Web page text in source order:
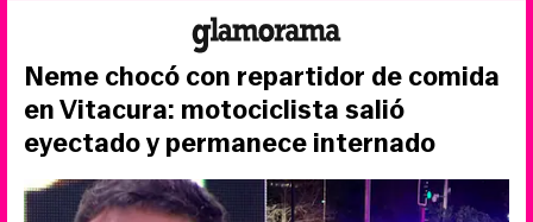
Neme chocó con repartidor de comida
en Vitacura: motociclista salió
eyectado y permanece internado